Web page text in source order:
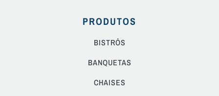
PRODUTOS
BISTRÔS
BANQUETAS
CHAISES